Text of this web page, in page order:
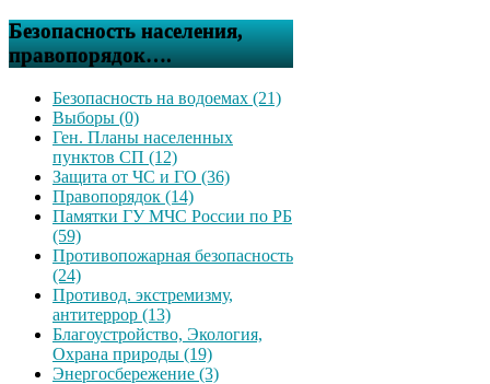
Безопасность населения,
правопорядок….
Безопасность на водоемах (21)
Выборы (0)
Ген. Планы населенных
пунктов СП (12)
Защита от ЧС и ГО (36)
Правопорядок (14)
Памятки ГУ МЧС России по РБ
(59)
Противопожарная безопасность
(24)
Противод. экстремизму,
антитеррор (13)
Благоустройство, Экология,
Охрана природы (19)
Энергосбережение (3)